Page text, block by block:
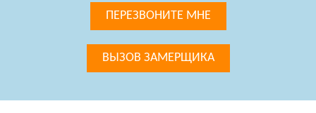
ПЕРЕЗВОНИТЕ МНЕ
ВЫЗОВ ЗАМЕРЩИКА